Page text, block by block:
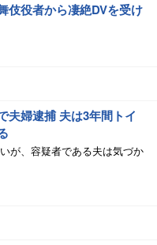
伎役者から凄絶DVを受け
夫婦逮捕 夫は3年間トイ
が、容疑者である夫は気づか